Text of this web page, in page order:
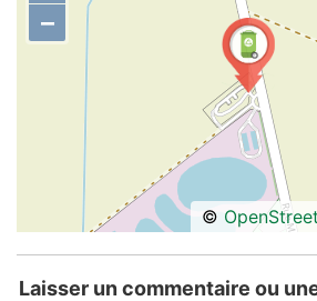
−
©
Laisser un commentaire ou